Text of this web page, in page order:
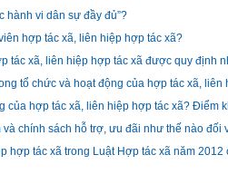
hành vi dân sự đầy đủ”?
hợp tác xã, liên hiệp hợp tác xã?
tác xã, liên hiệp hợp tác xã được quy định
tổ chức và hoạt động của hợp tác xã, liên
của hợp tác xã, liên hiệp hợp tác xã? Điểm
chính sách hỗ trợ, ưu đãi như thế nào đối
hợp tác xã trong Luật Hợp tác xã năm